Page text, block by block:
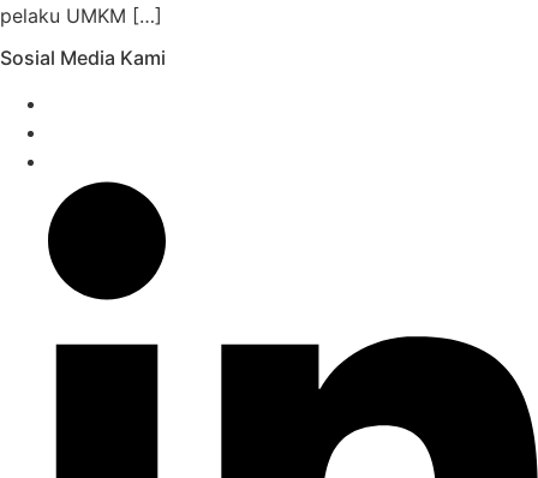
pelaku UMKM […]
Sosial Media Kami